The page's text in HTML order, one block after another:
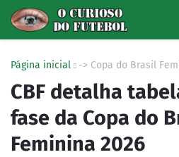
Página inicial -> Copa do Brasil
CBF detalha
fase da Copa do
Feminina 2026